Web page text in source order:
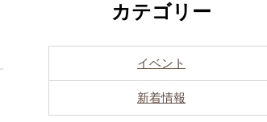
カテゴリー
イベント
新着情報